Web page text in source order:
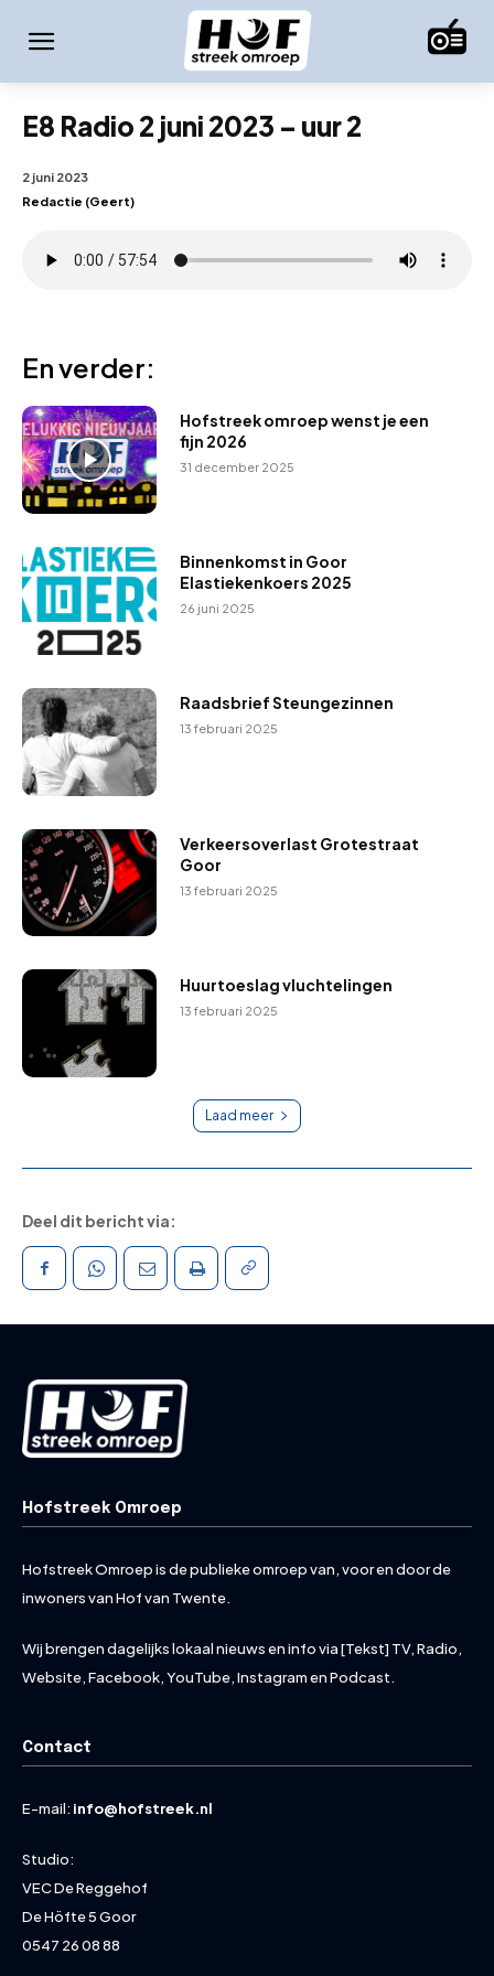
E8 Radio 2 juni 2023 – uur 2
2 juni 2023
Redactie (Geert)
En verder:
Hofstreek omroep wenst je een
fijn 2026
31 december 2025
Binnenkomst in Goor
Elastiekenkoers 2025
26 juni 2025
Raadsbrief Steungezinnen
13 februari 2025
Verkeersoverlast Grotestraat
Goor
13 februari 2025
Huurtoeslag vluchtelingen
13 februari 2025
Laad meer
Deel dit bericht via:
Hofstreek Omroep
Hofstreek Omroep is de publieke omroep van, voor en door de
inwoners van Hof van Twente.
Wij brengen dagelijks lokaal nieuws en info via [Tekst] TV, Radio,
Website, Facebook, YouTube, Instagram en Podcast.
Contact
E-mail: info@hofstreek.nl
Studio:
VEC De Reggehof
De Höfte 5 Goor
0547 26 08 88